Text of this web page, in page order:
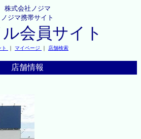
株式会社ノジマ
ノジマ携帯サイト
会員サイト
ト ｜ マイページ ｜ 店舗検索
店舗情報